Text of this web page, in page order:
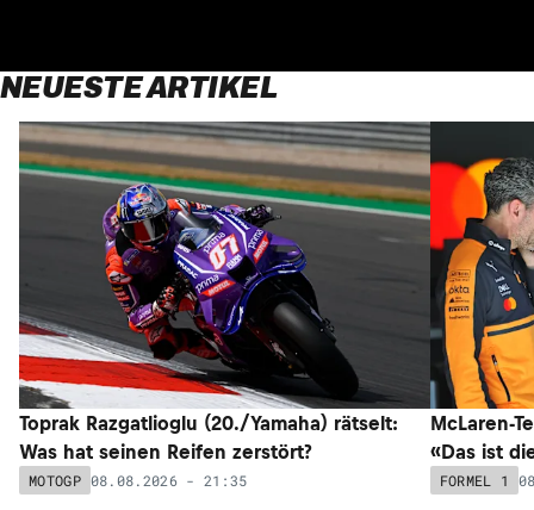
NEUESTE ARTIKEL
Toprak Razgatlioglu (20./Yamaha) rätselt:
Was hat seinen Reifen zerstört?
MOTOGP 08.08.2026 - 21:35
McLaren-
«Das ist
FORMEL 1